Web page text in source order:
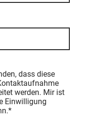
dass diese
werden. Mir ist
Einwilligung